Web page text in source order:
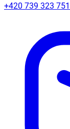
+420 739 323 751